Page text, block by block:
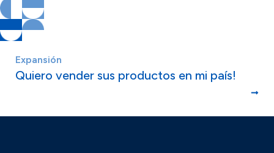
Expansión
Quiero vender sus productos en mi país!